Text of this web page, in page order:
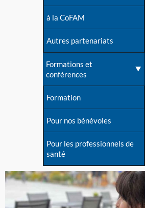
à la CoFAM
Autres partenariats
Formations et
conférences
Formation
Pour nos bénévoles
Pour les professionnels de
santé